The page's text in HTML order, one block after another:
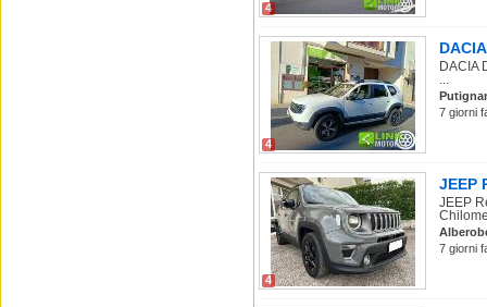
4
4
DACIA
...
7 giorni
4
JEEP
JEEP
7 giorni